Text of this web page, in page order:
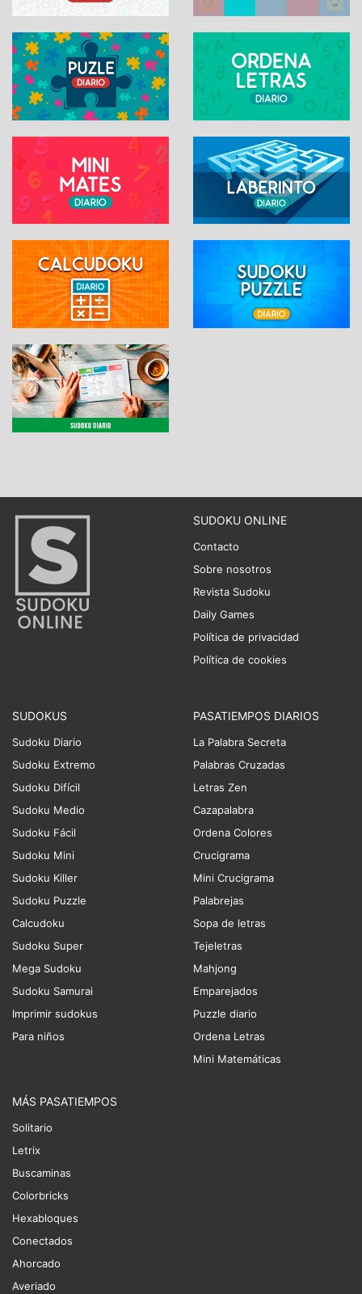
SUDOKU ONLINE
Contacto
Sobre nosotros
Revista Sudoku
Daily Games
Política de privacidad
Política de cookies
SUDOKUS
Sudoku Diario
Sudoku Extremo
Sudoku Difícil
Sudoku Medio
Sudoku Fácil
Sudoku Mini
Sudoku Killer
Sudoku Puzzle
Calcudoku
Sudoku Super
Mega Sudoku
Sudoku Samurai
Imprimir sudokus
Para niños
PASATIEMPOS DIARIOS
La Palabra Secreta
Palabras Cruzadas
Letras Zen
Cazapalabra
Ordena Colores
Crucigrama
Mini Crucigrama
Palabrejas
Sopa de letras
Tejeletras
Mahjong
Emparejados
Puzzle diario
Ordena Letras
Mini Matemáticas
MÁS PASATIEMPOS
Solitario
Letrix
Buscaminas
Colorbricks
Hexabloques
Conectados
Ahorcado
Averiado